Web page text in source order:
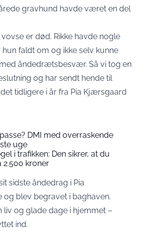
gravhund havde været en del
vovse er død. Rikke havde nogle
faldt om og ikke selv kunne
åndedrætsbesvær. Så vi tog en
og har sendt hende til
tidligere i år fra Pia Kjærsgaard
DMI med overraskende
uge
i trafikken: Den sikrer, at du
2.500 kroner
sidste åndedrag i Pia
blev begravet i baghaven.
liv og glade dage i hjemmet –
ind.